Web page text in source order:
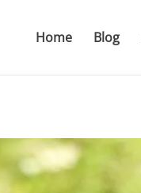
Home Blog